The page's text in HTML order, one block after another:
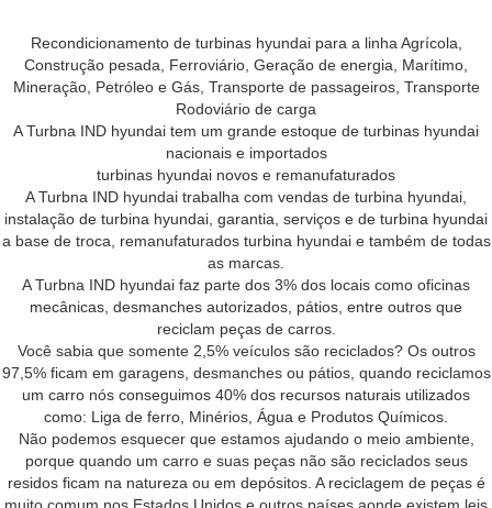
Recondicionamento de turbinas hyundai para a linha Agrícola,
Construção pesada, Ferroviário, Geração de energia, Marítimo,
Mineração, Petróleo e Gás, Transporte de passageiros, Transporte
Rodoviário de carga
A Turbna IND hyundai tem um grande estoque de turbinas hyundai
nacionais e importados
turbinas hyundai novos e remanufaturados
A Turbna IND hyundai trabalha com vendas de turbina hyundai,
instalação de turbina hyundai, garantia, serviços e de turbina hyundai
a base de troca, remanufaturados turbina hyundai e também de todas
as marcas.
A Turbna IND hyundai faz parte dos 3% dos locais como oficinas
mecânicas, desmanches autorizados, pátios, entre outros que
reciclam peças de carros.
Você sabia que somente 2,5% veículos são reciclados? Os outros
97,5% ficam em garagens, desmanches ou pátios, quando reciclamos
um carro nós conseguimos 40% dos recursos naturais utilizados
como: Liga de ferro, Minérios, Água e Produtos Químicos.
Não podemos esquecer que estamos ajudando o meio ambiente,
porque quando um carro e suas peças não são reciclados seus
residos ficam na natureza ou em depósitos. A reciclagem de peças é